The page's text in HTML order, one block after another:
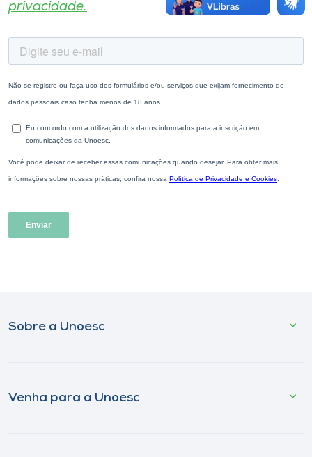
privacidade.
Sobre a Unoesc
Venha para a Unoesc